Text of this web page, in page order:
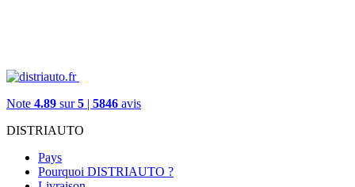
Note 4.89 sur5 | 5846 avis
DISTRIAUTO
Pays
Pourquoi DISTRIAUTO ?